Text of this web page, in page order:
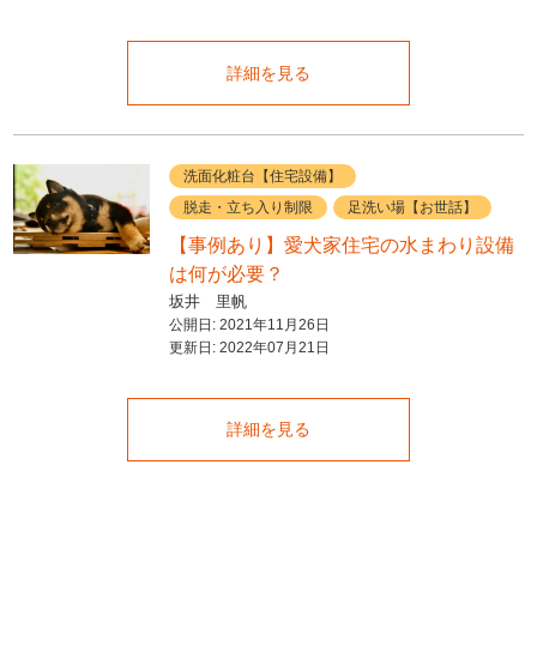
詳細を見る
洗面化粧台【住宅設備】
脱走・立ち入り制限
足洗い場【お世話】
【事例あり】愛犬家住宅の水まわり設備
は何が必要？
坂井 里帆
公開日: 2021年11月26日
更新日: 2022年07月21日
詳細を見る